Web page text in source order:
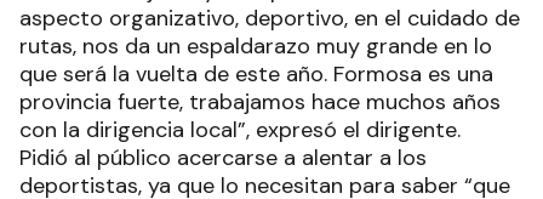
aspecto organizativo, deportivo, en el cuidado de
rutas, nos da un espaldarazo muy grande en lo
que será la vuelta de este año. Formosa es una
provincia fuerte, trabajamos hace muchos años
con la dirigencia local”, expresó el dirigente.
Pidió al público acercarse a alentar a los
deportistas, ya que lo necesitan para saber “que